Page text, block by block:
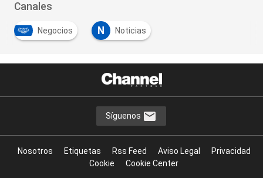
Canales
Negocios N Noticias
Síguenos
Nosotros Etiquetas Rss Feed Aviso Legal
Privacidad
Cookie
Cookie Center